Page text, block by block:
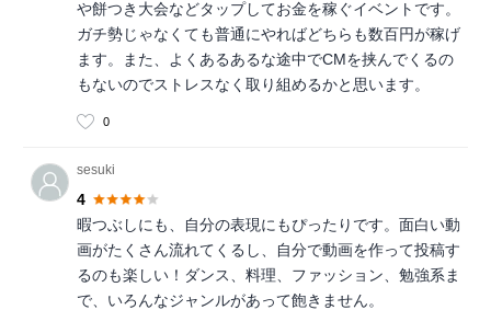
や餅つき大会などタップしてお金を稼ぐイベントです。
ガチ勢じゃなくても普通にやればどちらも数百円が稼げ
ます。また、よくあるあるな途中でCMを挟んでくるの
もないのでストレスなく取り組めるかと思います。
0
sesuki
4
暇つぶしにも、自分の表現にもぴったりです。面白い動
画がたくさん流れてくるし、自分で動画を作って投稿す
るのも楽しい！ダンス、料理、ファッション、勉強系ま
で、いろんなジャンルがあって飽きません。